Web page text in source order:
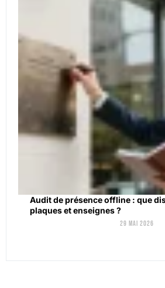
Audit de présence offline : que
plaques et enseignes ?
29 mai 2026